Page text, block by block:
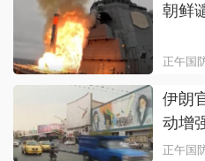
朝鲜
正午国
伊朗
动增
正午国